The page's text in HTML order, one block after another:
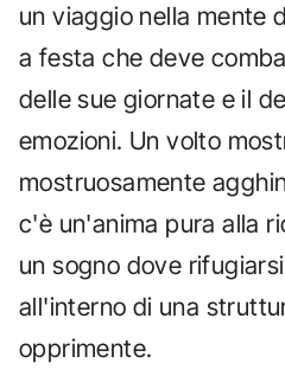
un viaggio nella mente
a festa che deve
delle sue giornate e il
emozioni. Un volto
mostruosamente
c'è un'anima pura alla
un sogno dove
all'interno di una
opprimente.